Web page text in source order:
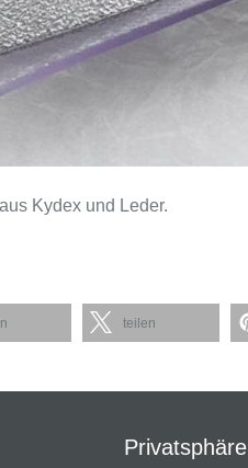
Kydex und Leder.
teilen
Privatsphäre